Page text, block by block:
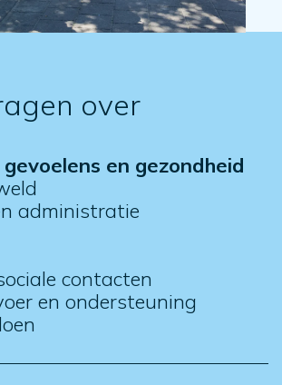
over
en gezondheid
administratie
contacten
en ondersteuning